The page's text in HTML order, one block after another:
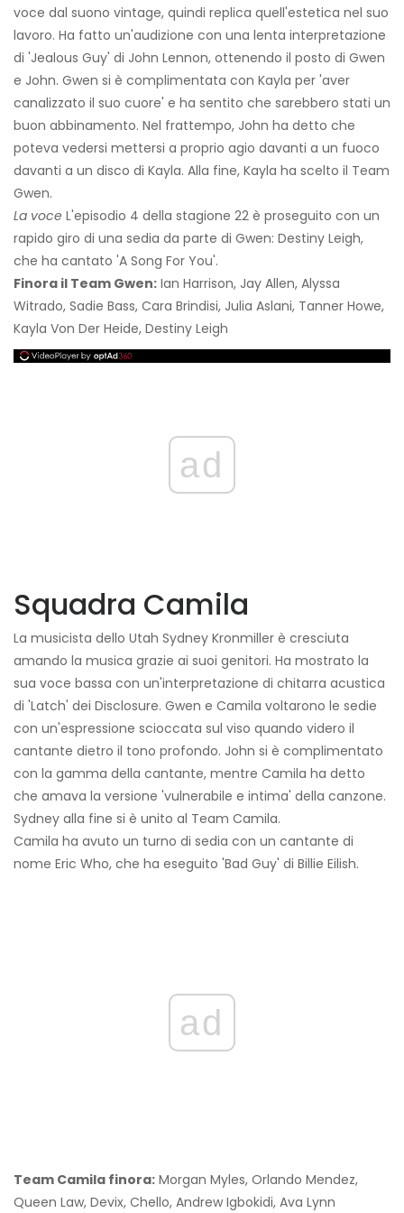
voce dal suono vintage, quindi replica quell'estetica nel suo
lavoro. Ha fatto un'audizione con una lenta interpretazione
di 'Jealous Guy' di John Lennon, ottenendo il posto di Gwen
e John. Gwen si è complimentata con Kayla per 'aver
canalizzato il suo cuore' e ha sentito che sarebbero stati un
buon abbinamento. Nel frattempo, John ha detto che
poteva vedersi mettersi a proprio agio davanti a un fuoco
davanti a un disco di Kayla. Alla fine, Kayla ha scelto il Team
Gwen.
La voce L'episodio 4 della stagione 22 è proseguito con un
rapido giro di una sedia da parte di Gwen: Destiny Leigh,
che ha cantato 'A Song For You'.
Finora il Team Gwen: Ian Harrison, Jay Allen, Alyssa
Witrado, Sadie Bass, Cara Brindisi, Julia Aslani, Tanner Howe,
Kayla Von Der Heide, Destiny Leigh
ad
Squadra Camila
La musicista dello Utah Sydney Kronmiller è cresciuta
amando la musica grazie ai suoi genitori. Ha mostrato la
sua voce bassa con un'interpretazione di chitarra acustica
di 'Latch' dei Disclosure. Gwen e Camila voltarono le sedie
con un'espressione scioccata sul viso quando videro il
cantante dietro il tono profondo. John si è complimentato
con la gamma della cantante, mentre Camila ha detto
che amava la versione 'vulnerabile e intima' della canzone.
Sydney alla fine si è unito al Team Camila.
Camila ha avuto un turno di sedia con un cantante di
nome Eric Who, che ha eseguito 'Bad Guy' di Billie Eilish.
ad
Team Camila finora: Morgan Myles, Orlando Mendez,
Queen Law, Devix, Chello, Andrew Igbokidi, Ava Lynn